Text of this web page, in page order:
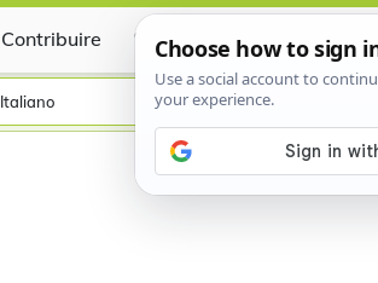
Contribuire Certificate
Italiano